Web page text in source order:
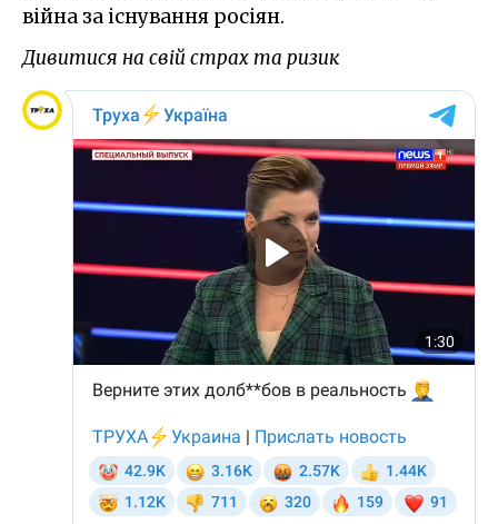
війна за існування росіян.
Дивитися на свій страх та ризик